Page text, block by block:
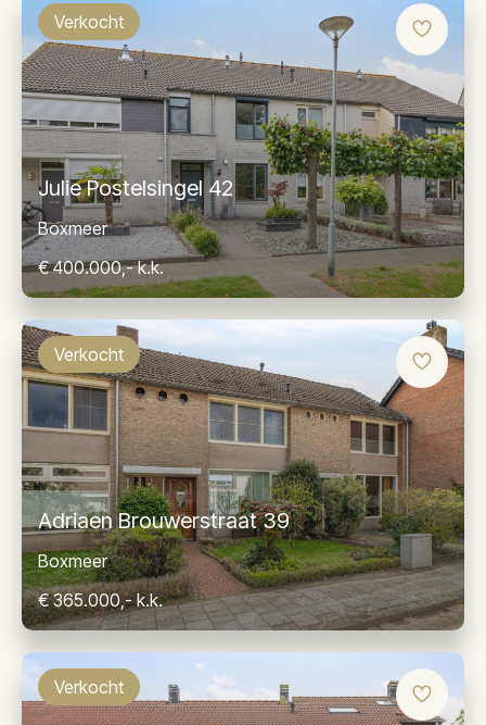
Verkocht
Julie Postelsingel 42
Boxmeer
€ 400.000,- k.k.
Verkocht
Adriaen Brouwerstraat 39
Boxmeer
€ 365.000,- k.k.
Verkocht